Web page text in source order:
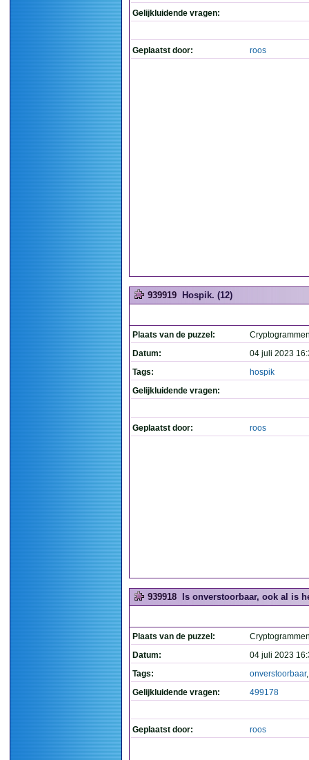
Gelijkluidende vragen:
Geplaatst door: roos
939919 Hospik. (12)
Plaats van de puzzel:
Datum:
04 juli 2023
Tags:
hospik
Gelijkluidende vragen:
Geplaatst door: roos
939918 Is onverstoorbaar, ook al is
Plaats van de puzzel:
Datum:
04 juli 2023
Tags:
onverstoorbaar
Gelijkluidende vragen:
499178
Geplaatst door: roos